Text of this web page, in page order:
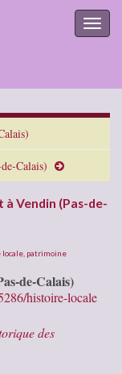
Calais)
Vendin (Pas-de-
locale patrimoine
de-Calais)
histoire-locale
des